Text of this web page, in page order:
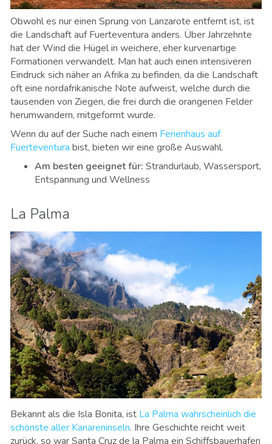
Obwohl es nur einen Sprung von Lanzarote entfernt ist, ist
die Landschaft auf Fuerteventura anders. Über Jahrzehnte
hat der Wind die Hügel in weichere, eher kurvenartige
Formationen verwandelt. Man hat auch einen intensiveren
Eindruck sich näher an Afrika zu befinden, da die Landschaft
oft eine nordafrikanische Note aufweist, welche durch die
tausenden von Ziegen, die frei durch die orangenen Felder
herumwandern, mitgeformt wurde.
Wenn du auf der Suche nach einem Ferienhaus auf
Fuerteventura bist, bieten wir eine große Auswahl.
Am besten geeignet für: Strandurlaub, Wassersport,
Entspannung und Wellness
La Palma
Bekannt als die Isla Bonita, ist La Palma wahrscheinlich die
schönste aller Kanareninseln. Ihre Geschichte reicht weit
zurück, so war Santa Cruz de la Palma ein Schiffsbauerhafen